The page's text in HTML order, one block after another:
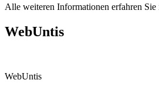
Alle weiteren Informationen erfahren
WebUntis
WebUntis